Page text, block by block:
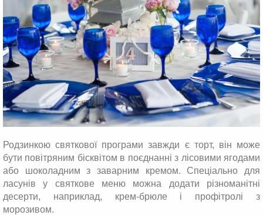
Родзинкою святкової програми завжди є торт, він може
бути повітряним бісквітом в поєднанні з лісовими ягодами
або шоколадним з заварним кремом. Спеціально для
ласунів у святкове меню можна додати різноманітні
десерти, наприклад, крем-брюле і профітролі з
морозивом.